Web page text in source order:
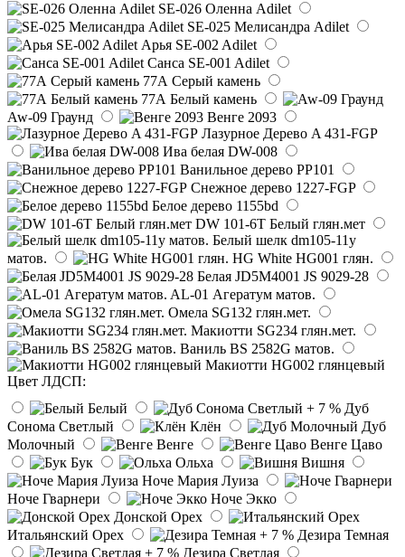
SE-026 Оленна Adilet
SE-025 Мелисандра Adilet
Арья SE-002 Adilet
Санса SE-001 Adilet
77А Серый камень
77А Белый камень
Aw-09 Граунд
Венге 2093
Лазурное Дерево A 431-FGP
Ива белая DW-008
Ванильное дерево PP101
Снежное дерево 1227-FGP
Белое дерево 1155bd
DW 101-6T Белый глян.мет
Белый шелк dm105-11y
матов.
HG White HG001 глян.
Белая JD5M4001 JS 9029-28
AL-01 Агератум матов.
Омела SG132 глян.мет.
Макиотти SG234 глян.мет.
Ваниль BS 2582G матов.
Макиотти HG002 глянцевый
Цвет ЛДСП:
Белый
Дуб
Сонома Светлый
Клён
Дуб
Молочный
Венге
Венге Цаво
Бук
Ольха
Вишня
Ноче Мария Луиза
Ноче Гварнери
Ноче Экко
Донской Орех
Итальянский Орех
Дезира Темная
Дезира Светлая